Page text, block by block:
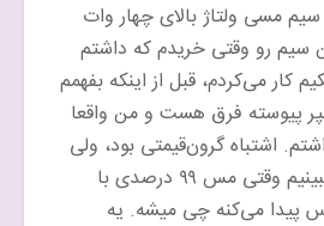
مسی ولتاژ بالای چهار وات
از این سیم رو وقتی خریدم که داشتم
کار می‌کردم، قبل از اینکه بفهمم
پیوسته فرق هست و من واقعا
اشتباه گرون‌قیمتی بود، ولی
حداقل الان می‌تونیم ببینیم وقتی مس ۹۹ درصدی با
پیدا می‌کنه چی میشه. یه